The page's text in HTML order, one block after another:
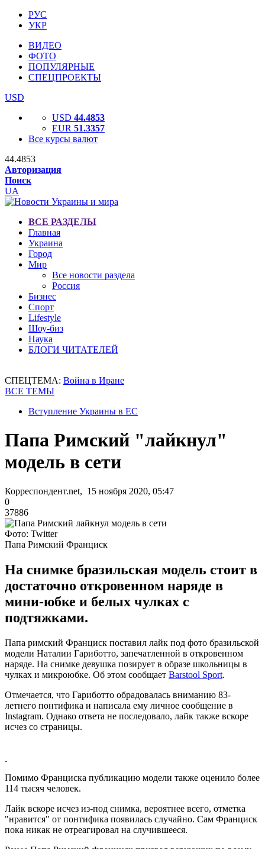
РУС
УКР
ВИДЕО
ФОТО
ПОПУЛЯРНЫЕ
СПЕЦПРОЕКТЫ
USD
USD 44.4853
EUR 51.3357
Все курсы валют
44.4853
Авторизация
Поиск
UA
ВСЕ РАЗДЕЛЫ
Главная
Украина
Город
Мир
Все новости раздела
Россия
Бизнес
Спорт
Lifestyle
Шоу-биз
Наука
БЛОГИ ЧИТАТЕЛЕЙ
СПЕЦТЕМА: Война в Иране
ВСЕ ТЕМЫ
Вступление Украины в ЕС
Папа Римский "лайкнул"
модель в сети
Корреспондент.net, 15 ноября 2020, 05:47
0
37886
Фото: Twitter
Папа Римский Франциск
На снимке бразильская модель стоит в
достаточно откровенном наряде в
мини-юбке и белых чулках с
подтяжками.
Папа римский Франциск поставил лайк под фото бразильской
модели Наталии Гариботто, запечатленной в откровенном
наряде. На снимке девушка позирует в образе школьницы в
чулках и микроюбке. Об этом сообщает Barstool Sport.
Отмечается, что Гариботто обрадовалась вниманию 83-
летнего понтифика и написала ему личное сообщение в
Instagram. Однако ответа не последовало, лайк также вскоре
исчез со страницы.
Помимо Франциска публикацию модели также оценило более
114 тысяч человек.
Лайк вскоре исчез из-под снимка, вероятнее всего, отметка
"нравится" от понтифика появилась случайно. Сам Франциск
пока никак не отреагировал на случившееся.